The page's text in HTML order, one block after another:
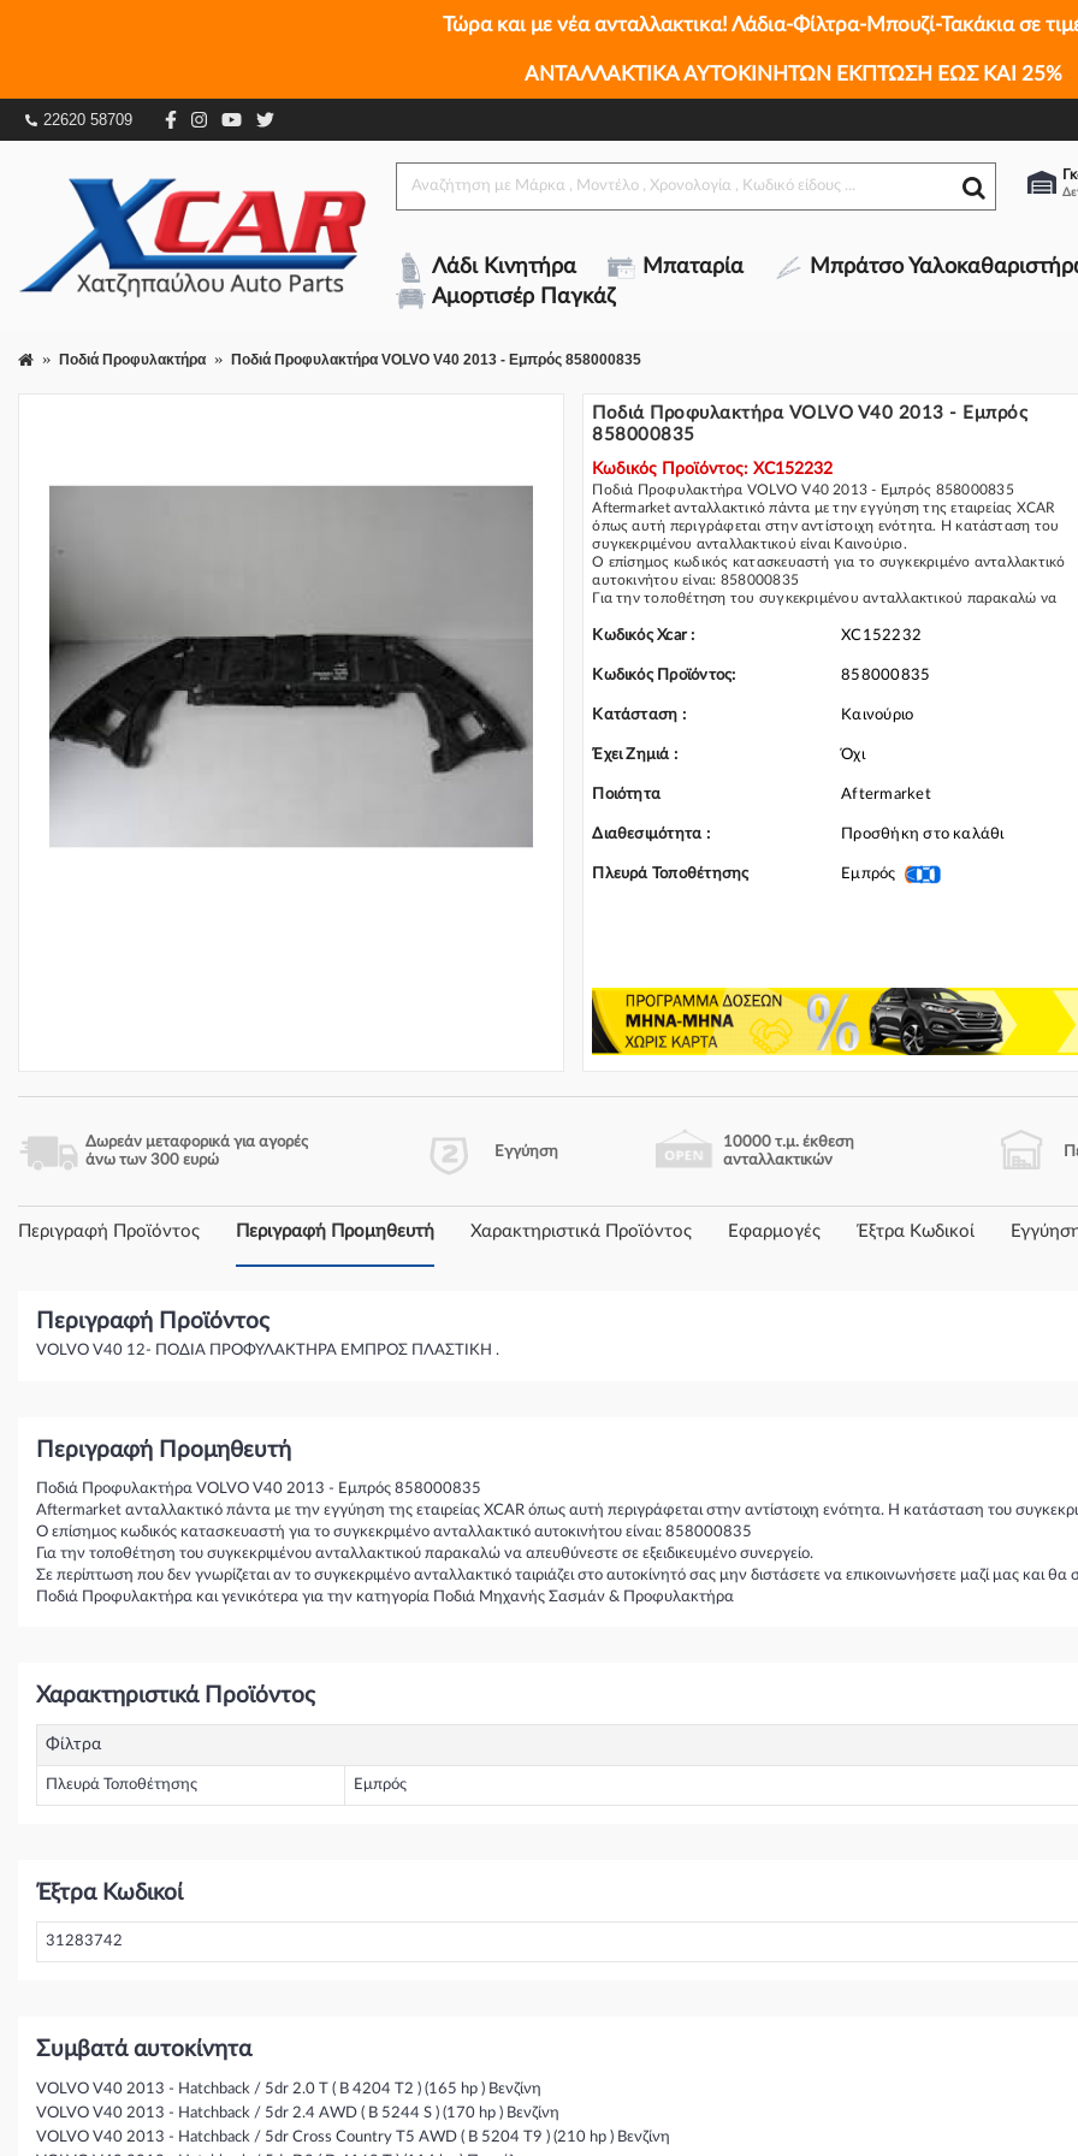
Τώρα και με νέα ανταλλακτικα! Λάδια-Φίλτρα-Μπουζί-Τακάκια σε
ΑΝΤΑΛΛΑΚΤΙΚΑ ΑΥΤΟΚΙΝΗΤΩΝ ΕΚΠΤΩΣΗ ΕΩΣ ΚΑΙ 25%
22620 58709
Λάδι Κινητήρα Μπαταρία Μπράτσο
Αμορτισέρ Παγκάζ
Ποδιά Προφυλακτήρα VOLVO V40 2013 - Εμπρός 858000835
Ποδιά Προφυλακτήρα Ποδιά Προφυλακτήρα VOLVO V40 2013 - Εμπρός 858000835
Ποδιά Προφυλακτήρα VOLVO V40 2013 - Εμπρός
858000835
Κωδικός Προϊόντος: XC152232
Ποδιά Προφυλακτήρα VOLVO V40 2013 - Εμπρός 858000835
Aftermarket ανταλλακτικό πάντα με την εγγύηση της εταιρείας XCAR
όπως αυτή περιγράφεται στην αντίστοιχη ενότητα. Η κατάσταση του
συγκεκριμένου ανταλλακτικού είναι Καινούριο.
Ο επίσημος κωδικός κατασκευαστή για το συγκεκριμένο ανταλλακτικό
αυτοκινήτου είναι: 858000835
Για την τοποθέτηση του συγκεκριμένου ανταλλακτικού παρακαλώ να
Σε περίπτωση που δεν γνωρίζεται αν το συγκεκριμένο ανταλλακτικό
και θα σας κατατοπίσουμε πλήρως καθώς διαθέτουμε πλούσια γκάμα
Ποδιά Προφυλακτήρα και γενικότερα για την κατηγορία Ποδιά Μηχανής
Σασμάν & Προφυλακτήρα
Κωδικός Xcar : XC152232
Κωδικός Προϊόντος: 858000835
Κατάσταση : Καινούριο
Έχει Ζημιά : Όχι
Ποιότητα Aftermarket
Διαθεσιμότητα : Προσθήκη στο καλάθι
Πλευρά Τοποθέτησης Εμπρός
Δωρεάν μεταφορικά για αγορές
άνω των 300 ευρώ
Εγγύηση
10000 τ.μ. έκθεση
ανταλλακτικών
Περιγραφή Προϊόντος Περιγραφή Προμηθευτή Χαρακτηριστικά Προϊόντος Εφαρμογές Έξτρα Κωδικοί
Περιγραφή Προϊόντος
VOLVO V40 12- ΠΟΔΙΑ ΠΡΟΦΥΛΑΚΤΗΡΑ ΕΜΠΡΟΣ ΠΛΑΣΤΙΚΗ .
Περιγραφή Προμηθευτή
Ποδιά Προφυλακτήρα VOLVO V40 2013 - Εμπρός 858000835
Aftermarket ανταλλακτικό πάντα με την εγγύηση της εταιρείας XCAR όπως αυτή περιγράφεται στην αντίστοιχη ενότητα. Η κατάσταση του
Ο επίσημος κωδικός κατασκευαστή για το συγκεκριμένο ανταλλακτικό αυτοκινήτου είναι: 858000835
Για την τοποθέτηση του συγκεκριμένου ανταλλακτικού παρακαλώ να απευθύνεστε σε εξειδικευμένο συνεργείο.
Σε περίπτωση που δεν γνωρίζεται αν το συγκεκριμένο ανταλλακτικό ταιριάζει στο αυτοκίνητό σας μην διστάσετε να επικοινωνήσετε μαζί μας
Ποδιά Προφυλακτήρα και γενικότερα για την κατηγορία Ποδιά Μηχανής Σασμάν & Προφυλακτήρα
Χαρακτηριστικά Προϊόντος
Φίλτρα
Πλευρά Τοποθέτησης Εμπρός
Έξτρα Κωδικοί
31283742
Συμβατά αυτοκίνητα
VOLVO V40 2013 - Hatchback / 5dr 2.0 T ( B 4204 T2 ) (165 hp ) Βενζίνη
VOLVO V40 2013 - Hatchback / 5dr 2.4 AWD ( B 5244 S ) (170 hp ) Βενζίνη
VOLVO V40 2013 - Hatchback / 5dr Cross Country T5 AWD ( B 5204 T9 ) (210 hp ) Βενζίνη